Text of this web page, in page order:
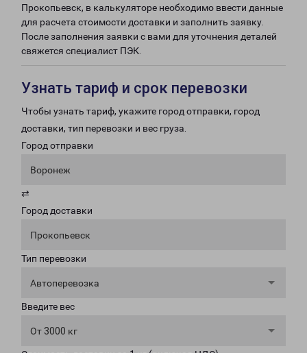
Прокопьевск, в калькуляторе необходимо ввести данные
для расчета стоимости доставки и заполнить заявку.
После заполнения заявки с вами для уточнения деталей
свяжется специалист ПЭК.
Узнать тариф и срок перевозки
Чтобы узнать тариф, укажите город отправки, город
доставки, тип перевозки и вес груза.
Город отправки
Воронеж
⇄
Город доставки
Прокопьевск
Тип перевозки
Автоперевозка
Введите вес
От 3000 кг